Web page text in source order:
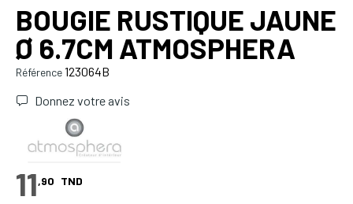
BOUGIE RUSTIQUE JAUNE
Ø 6.7CM ATMOSPHERA
Référence123064B
Donnez votre avis
11,90 TND